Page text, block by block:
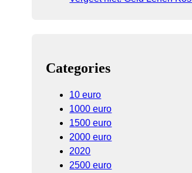
Categories
10 euro
1000 euro
1500 euro
2000 euro
2020
2500 euro